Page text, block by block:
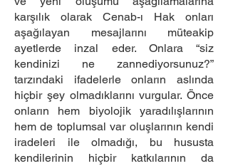
karşılık olarak Cenab-ı Hak onları
aşağılayan mesajlarını müteakip
ayetlerde inzal eder. Onlara “siz
kendinizi ne zannediyorsunuz?”
tarzındaki ifadelerle onların aslında
hiçbir şey olmadıklarını vurgular. Önce
onların hem biyolojik yaradılışlarının
hem de toplumsal var oluşlarının kendi
iradeleri ile olmadığı, bu hususta
kendilerinin hiçbir katkılarının da